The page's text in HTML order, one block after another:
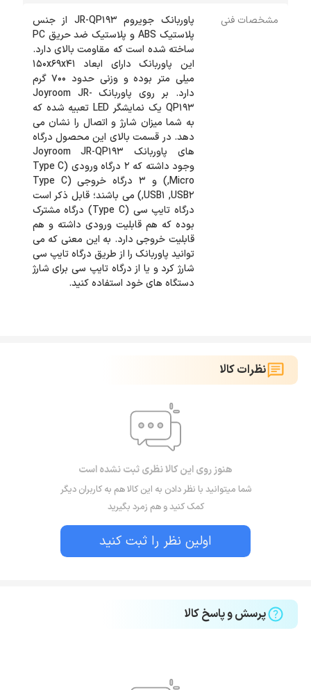
مشخصات فنی
پاوربانک جویروم JR-QP۱۹۳ از جنس
پلاستیک ABS و پلاستیک ضد حریق PC
ساخته شده است که مقاومت بالای دارد.
این پاوربانک دارای ابعاد ۱۵۰x۶۹x۴۱
میلی متر بوده و وزنی حدود ۷۰۰ گرم
دارد. بر روی پاوربانک Joyroom JR-
QP۱۹۳ یک نمایشگر LED تعبیه شده که
به شما میزان شارژ و اتصال را نشان می
دهد. در قسمت بالای این محصول درگاه
های پاوربانک Joyroom JR-QP۱۹۳
وجود داشته که ۲ درگاه ورودی (Type C
,Micro) و ۳ درگاه خروجی (Type C
,USB۱ ,USB۲) می باشند؛ قابل ذکر است
درگاه تایپ سی (Type C) درگاه مشترک
بوده که هم قابلیت ورودی داشته و هم
قابلیت خروجی دارد. به این معنی که می
توانید پاوربانک را از طریق درگاه تایپ سی
شارژ کرد و یا از درگاه تایپ سی برای شارژ
دستگاه های خود استفاده کنید.
نظرات کالا
هنوز روی این کالا نظری ثبت نشده است
شما میتوانید با نظر دادن به این کالا هم به کاربران دیگر
کمک کنید و هم زمرد بگیرید
اولین نظر را ثبت کنید
پرسش و پاسخ کالا